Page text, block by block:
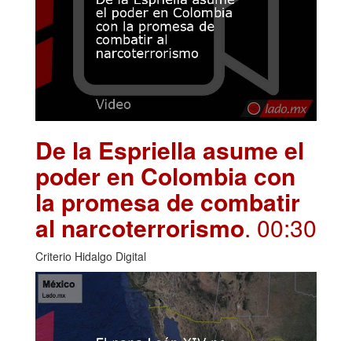
De la Espriella asume el
poder en Colombia con
la promesa de combatir
al narcoterrorismo. 00:30
Criterio Hidalgo Digital